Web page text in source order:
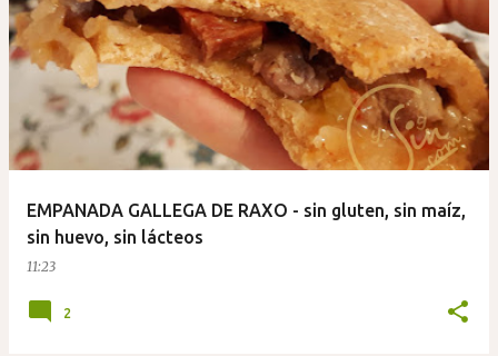
EMPANADA GALLEGA DE RAXO - sin gluten, sin maíz,
sin huevo, sin lácteos
11:23
2